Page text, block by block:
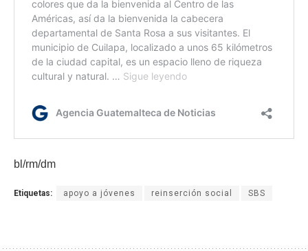
bl/rm/dm
Etiquetas: apoyo a jóvenes reinserción social SBS